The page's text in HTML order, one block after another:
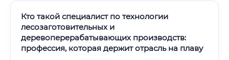
Кто такой специалист по технологии
лесозаготовительных и
деревоперерабатывающих производств:
профессия, которая держит отрасль на плаву